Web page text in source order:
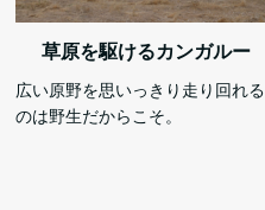
草原を駆けるカンガルー
広い原野を思いっきり走り回れる
のは野生だからこそ。